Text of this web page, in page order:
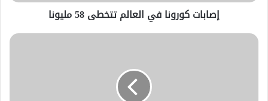
إصابات كورونا في العالم تتخطى 58 مليونا